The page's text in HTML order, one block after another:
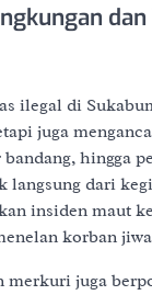
ilegal di
juga
hingga
langsung dari
insiden maut
korban
merkuri juga